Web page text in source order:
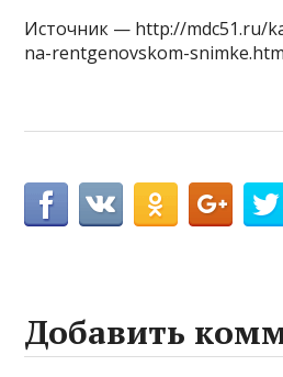
Источник — http://mdc51.ru/
na-rentgenovskom-
Добавить